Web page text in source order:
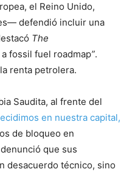
el Reino Unido,
defendió incluir una
The
fossil fuel roadmap”.
renta petrolera.
Saudita, al frente del
en nuestra capital,
de bloqueo en
que sus
desacuerdo técnico, sino